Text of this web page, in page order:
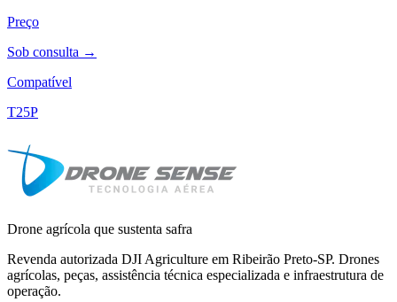
Preço
Sob consulta →
Compatível
T25P
Drone agrícola que sustenta safra
Revenda autorizada DJI Agriculture em Ribeirão Preto-SP. Drones
agrícolas, peças, assistência técnica especializada e infraestrutura de
operação.